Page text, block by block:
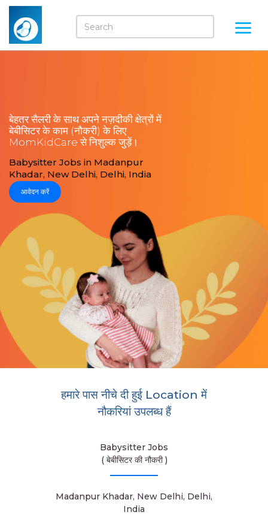
बेहतर सैलरी के साथ अपने नज़दीकी क्षेत्रों में
बेबीसिटर के काम (नौकरी) के लिए
MomKidCare से निशुल्क जुड़ें।
Babysitter Jobs in Madanpur
Khadar, New Delhi, Delhi, India
आवेदन करें
हमारे पास नीचे दी हुई Location में
नौकरियां उपलब्ध हैं
Babysitter Jobs
( बेबीसिटर की नौकरी )
Madanpur Khadar, New Delhi, Delhi,
India